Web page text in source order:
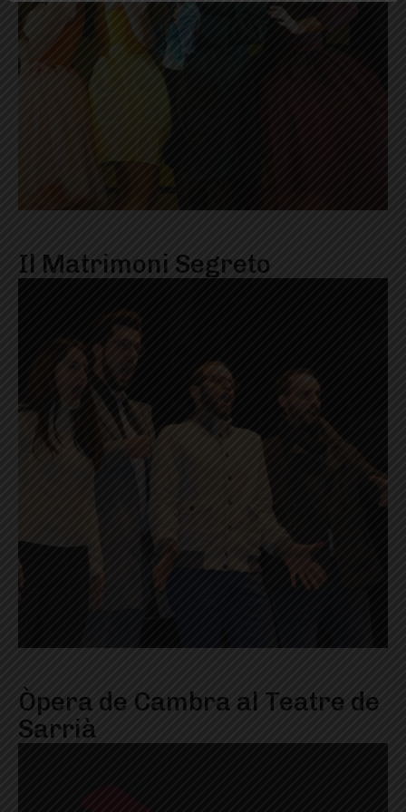
Il Matrimoni Segreto
Òpera de Cambra al Teatre de
Sarrià